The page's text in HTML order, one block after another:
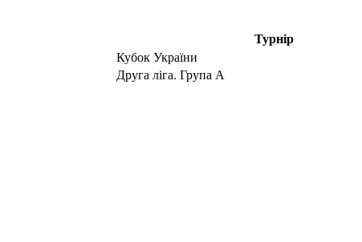
Турнір
Кубок України
Друга ліга. Група А